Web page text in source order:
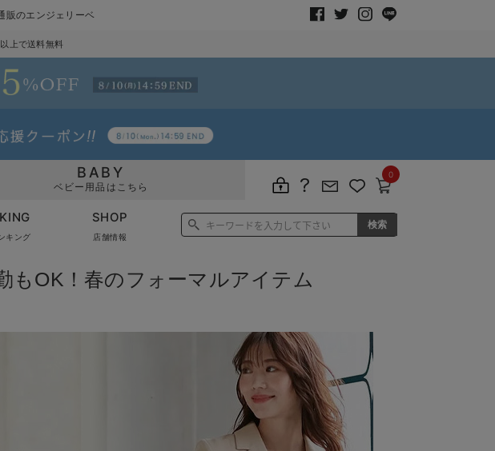
販のエンジェリーベ
上で送料無料
BABY
ベビー用品はこちら
0
キング
SHOP
店舗情報
もOK！春のフォーマルアイテム